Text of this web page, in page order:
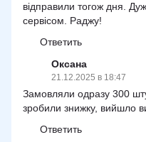
відправили тогож дня.
сервісом. Раджу!
Ответить
Оксана
21.12.2025 в 18:47
Замовляли одразу 300
зробили знижку, вийшло
Ответить